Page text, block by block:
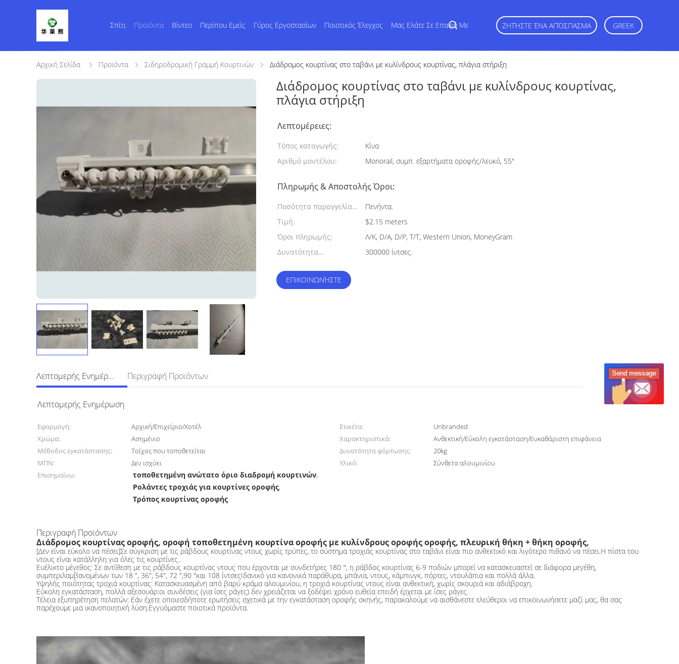
Σπίτι Προϊόντα Βίντεο Περίπου Εμείς Γύρος Εργοστασίων Ποιοτικός Έλεγχος Μας Ελάτε Σε Επαφή Με ΖΗΤΉΣΤΕ ΈΝΑ ΑΠΌΣΠΑΣΜΑ GREEK
Αρχική Σελίδα Προϊόντα Σιδηροδρομική Γραμμή Κουρτινών Διάδρομος κουρτίνας στο ταβάνι με κυλίνδρους κουρτίνας, πλάγια στήριξη
Διάδρομος κουρτίνας στο ταβάνι με κυλίνδρους κουρτίνας,
πλάγια στήριξη
Λεπτομέρειες:
Τόπος καταγωγής:
Κίνα
Αριθμό μοντέλου:
Monorail, συμπ. εξαρτήματα οροφής/λευκό, 55"
Πληρωμής & Αποστολής Όροι:
Ποσότητα παραγγελίας
min:
Πενήντα.
Τιμή:
$2.15 meters
Όροι πληρωμής:
Λ/Κ, D/A, D/P, T/T, Western Union, MoneyGram
Δυνατότητα
300000 ίντσες.
ΕΠΙΚΟΙΝΩΝΉΣΤΕ
Λεπτομερής Ενημέρωση Περιγραφή Προϊόντων
Λεπτομερής Ενημέρωση
Εφαρμογή: Αρχική/Επιχείριο/Χοτέλ Ετικέτα:
Unbranded
Χρώμα:
Ασημένιο Χαρακτηριστικά:
Ανθεκτική/Εύκολη εγκατάσταση/Ευκαθάριστη επιφάνεια
Μέθοδος εγκατάστασης:
Τοίχος που τοποθετείται Δυνατότητα φόρτωσης:
20kg
ΜΠΝ:
Δεν ισχύει Υλικό:
Σύνθετα αλουμινίου
Επισημαίνω:
τοποθετημένη ανώτατο όριο διαδρομή κουρτινών,
Ρολάντες τροχιάς για κουρτίνες οροφής,
Τρόπος κουρτίνας οροφής
Περιγραφή Προϊόντων
Διάδρομος κουρτίνας οροφής, οροφή τοποθετημένη κουρτίνα οροφής με κυλίνδρους οροφής οροφής, πλευρική θήκη + θήκη οροφής,
[Δεν είναι εύκολο να πέσει]Σε σύγκριση με τις ράβδους κουρτίνας ντους χωρίς τρύπες, το σύστημα τροχιάς κουρτίνας στο ταβάνι είναι πιο ανθεκτικό και λιγότερο πιθανό να πέσει.Η πίστα του
ντους είναι κατάλληλη για όλες τις κουρτίνες..
Ευέλικτο μέγεθος: Σε αντίθεση με τις ράβδους κουρτίνας ντους που έρχονται με συνδετήρες 180 °, η ράβδος κουρτίνας 6-9 ποδιών μπορεί να κατασκευαστεί σε διάφορα μεγέθη,
συμπεριλαμβανομένων των 18 ", 36", 54", 72 ",90 "και 108 ίντσεςΙδανικό για κανονικά παράθυρα, μπάνια, ντους, κάμπινγκ, πόρτες, ντουλάπια και πολλά άλλα.
Υψηλής ποιότητας τροχιά κουρτίνας: Κατασκευασμένη από βαρύ κράμα αλουμινίου, η τροχιά κουρτίνας ντους είναι ανθεκτική, χωρίς σκουριά και αδιάβροχη.
Εύκολη εγκατάσταση, πολλά αξεσουάρ:οι συνδέσεις (για ίσες ράγες) δεν χρειάζεται να ξοδέψει χρόνο ευθεία επειδή έρχεται με ίσες ράγες.
Τέλεια εξυπηρέτηση πελατών: Εάν έχετε οποιεσδήποτε ερωτήσεις σχετικά με την εγκατάσταση οροφής σκηνής, παρακαλούμε να αισθάνεστε ελεύθεροι να επικοινωνήσετε μαζί μας, θα σας
παρέχουμε μια ικανοποιητική λύση.Εγγυόμαστε ποιοτικά προϊόντα.